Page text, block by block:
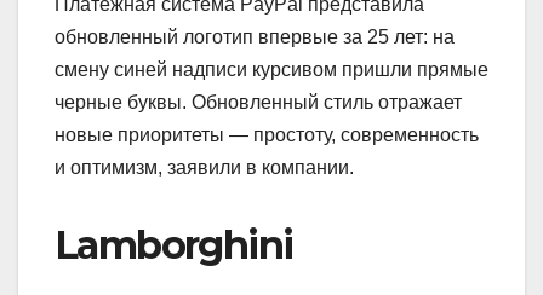
Платежная система PayPal представила
обновленный логотип впервые за 25 лет: на
смену синей надписи курсивом пришли прямые
черные буквы. Обновленный стиль отражает
новые приоритеты — простоту, современность
и оптимизм, заявили в компании.
Lamborghini